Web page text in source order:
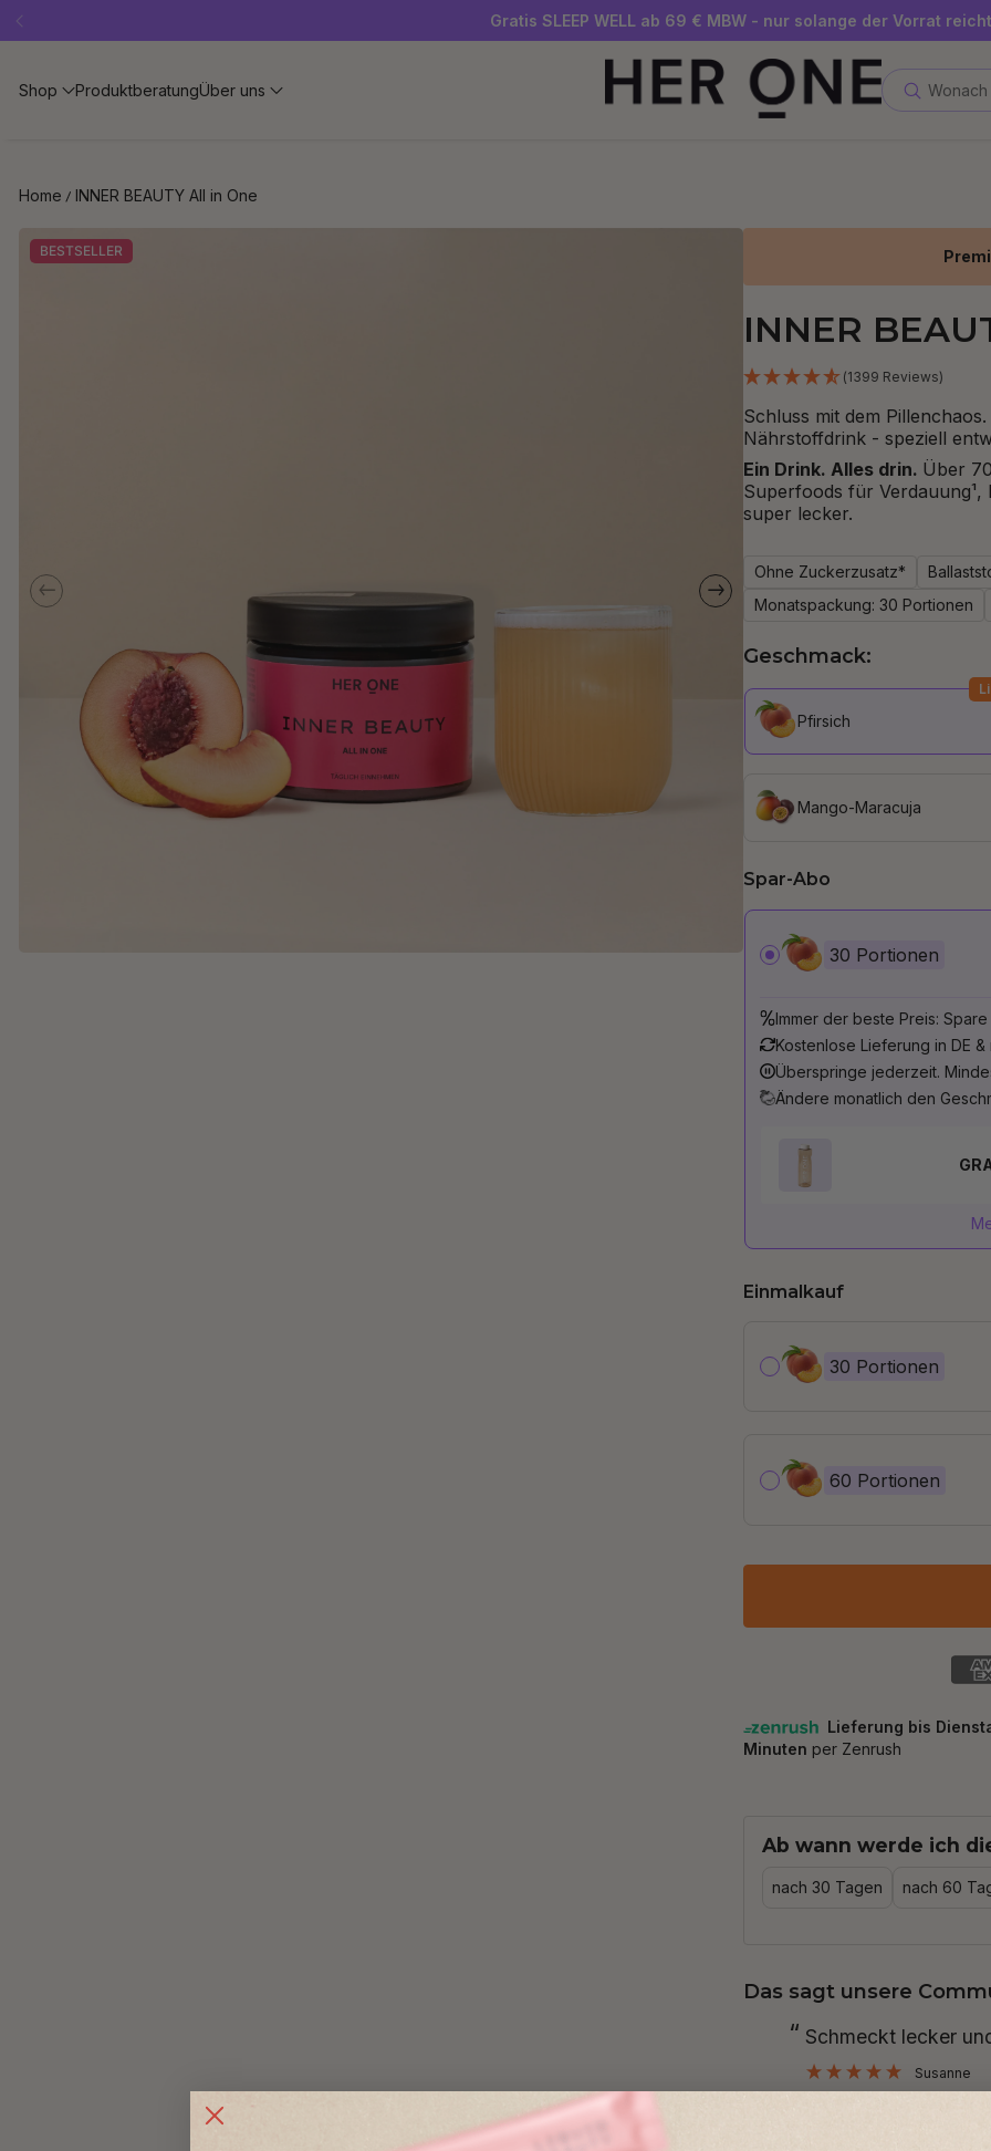
Gratis SLEEP WELL ab 69 € MBW - nur solange der Vorrat
Jetzt Newsletter abonnieren und 10 €-Gutschein sichern
Bis zu 30 % sparen mit unseren Spar-Abos
Shop ProduktberatungÜber uns Wonach
Home INNER BEAUTY All in One
BESTSELLER
INNER
(1399 Reviews)
Schluss mit dem
Nährstoffdrink - speziell
Ein Drink. Alles drin. Über
Superfoods für Verdauung¹,
super lecker.
Ohne Zuckerzusatz*
Monatspackung: 30 Portionen
Geschmack:
Pfirsich
Mango-Maracuja
Spar-Abo
30 Portionen
Immer der beste Preis:
Kostenlose Lieferung in DE
Überspringe jederzeit.
Ändere monatlich den
Einmalkauf
30 Portionen
60 Portionen
Ab wann werde ich
nach 30 Tagen nach 60
Das sagt unsere
“
Schmeckt lecker
Susanne